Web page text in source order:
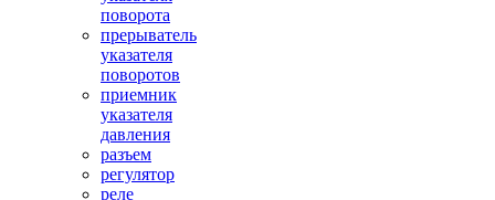
поворота
прерыватель
указателя
поворотов
приемник
указателя
давления
разъем
регулятор
реле